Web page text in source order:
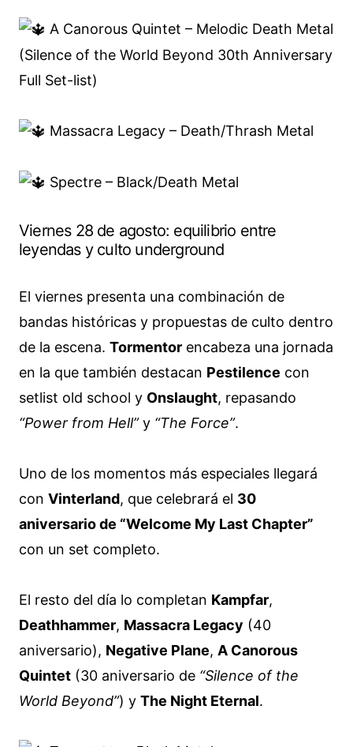
A Canorous Quintet – Melodic Death Metal
(Silence of the World Beyond 30th Anniversary
Full Set-list)
Massacra Legacy – Death/Thrash Metal
Spectre – Black/Death Metal
Viernes 28 de agosto: equilibrio entre
leyendas y culto underground
El viernes presenta una combinación de
bandas históricas y propuestas de culto dentro
de la escena. Tormentor encabeza una jornada
en la que también destacan Pestilence con
setlist old school y Onslaught, repasando
“Power from Hell”y “The Force”.
Uno de los momentos más especiales llegará
con Vinterland, que celebrará el 30
aniversario de “Welcome My Last Chapter”
con un set completo.
El resto del día lo completan Kampfar,
Deathhammer, Massacra Legacy (40
aniversario), Negative Plane, A Canorous
Quintet (30 aniversario de “Silence of the
World Beyond”) y The Night Eternal.